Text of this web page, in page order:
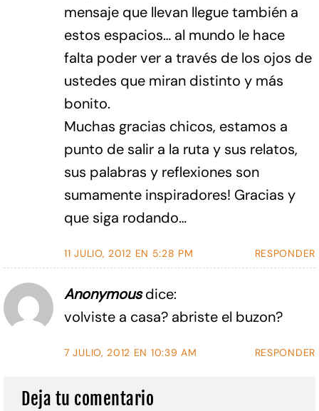
mensaje que llevan llegue también a
estos espacios… al mundo le hace
falta poder ver a través de los ojos de
ustedes que miran distinto y más
bonito.
Muchas gracias chicos, estamos a
punto de salir a la ruta y sus relatos,
sus palabras y reflexiones son
sumamente inspiradores! Gracias y
que siga rodando…
11 JULIO, 2012 EN 5:28 PM RESPONDER
Anonymous dice:
volviste a casa? abriste el buzon?
7 JULIO, 2012 EN 10:39 AM RESPONDER
Deja tu comentario